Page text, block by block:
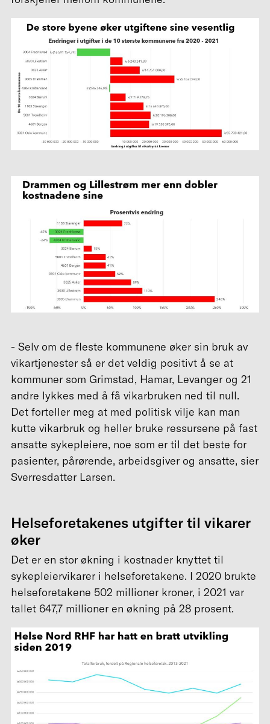
- Selv om de fleste kommunene øker sin bruk av
vikartjenester så er det veldig positivt å se at
kommuner som Grimstad, Hamar, Levanger og 21
andre lykkes med å få vikarbruken ned til null.
Det forteller meg at med politisk vilje kan man
kutte vikarbruk og heller bruke ressursene på fast
ansatte sykepleiere, noe som er til det beste for
pasienter, pårørende, arbeidsgiver og ansatte, sier
Sverresdatter Larsen.
Helseforetakenes utgifter til vikarer
øker
Det er en stor økning i kostnader knyttet til
sykepleiervikarer i helseforetakene. I 2020 brukte
helseforetakene 502 millioner kroner, i 2021 var
tallet 647,7 millioner en økning på 28 prosent.